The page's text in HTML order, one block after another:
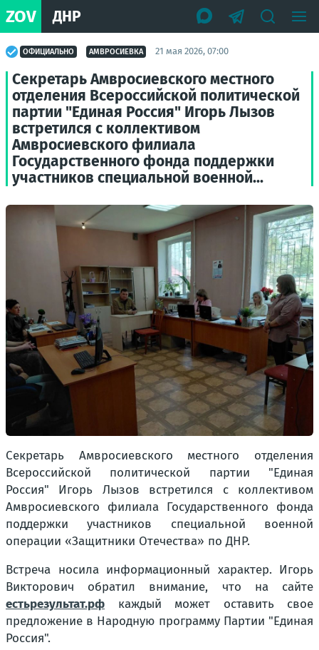
ZOV ДНР
ОФИЦИАЛЬНО АМВРОСИЕВКА 21 мая 2026, 07:00
Секретарь Амвросиевского местного
отделения Всероссийской политической
партии "Единая Россия" Игорь Лызов
встретился с коллективом
Амвросиевского филиала
Государственного фонда поддержки
участников специальной военной...
Секретарь Амвросиевского местного отделения
Всероссийской политической партии "Единая
Россия" Игорь Лызов встретился с коллективом
Амвросиевского филиала Государственного фонда
поддержки участников специальной военной
операции «Защитники Отечества» по ДНР.
Встреча носила информационный характер. Игорь
Викторович обратил внимание, что на сайте
естьрезультат.рф каждый может оставить свое
предложение в Народную программу Партии "Единая
Россия".